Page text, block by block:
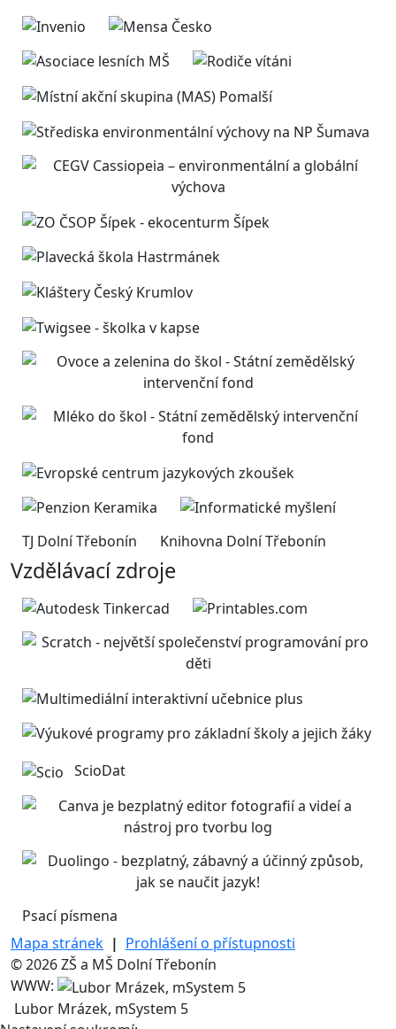
TJ Dolní Třebonín Knihovna Dolní Třebonín
Vzdělávací zdroje
ScioDat
Psací písmena
Mapa stránek | Prohlášení o přístupnosti
© 2026 ZŠ a MŠ Dolní Třebonín
WWW:
Lubor Mrázek, mSystem 5